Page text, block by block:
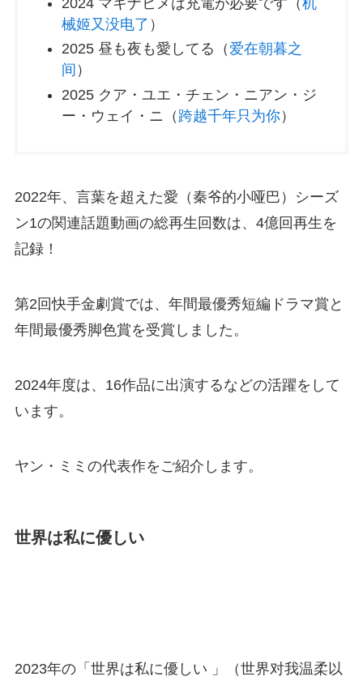
械姬又没电了 ）
2025 昼も夜も愛してる（爱在朝暮之
间 ）
2025 クア・ユエ・チェン・ニアン・ジ
ー・ウェイ・ニ（ 跨越千年只为你）
2022年、言葉を超えた愛（秦爷的小哑巴）シーズ
ン1の関連話題動画の総再生回数は、4億回再生を
記録！
第2回快手金劇賞では、年間最優秀短編ドラマ賞と
年間最優秀脚色賞を受賞しました。
2024年度は、16作品に出演するなどの活躍をして
います。
ヤン・ミミの代表作をご紹介します。
世界は私に優しい
2023年の「世界は私に優しい 」（世界对我温柔以